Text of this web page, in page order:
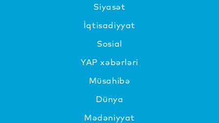
Siyasət
İqtisadiyyat
Sosial
YAP xəbərləri
Müsahibə
Dünya
Mədəniyyat